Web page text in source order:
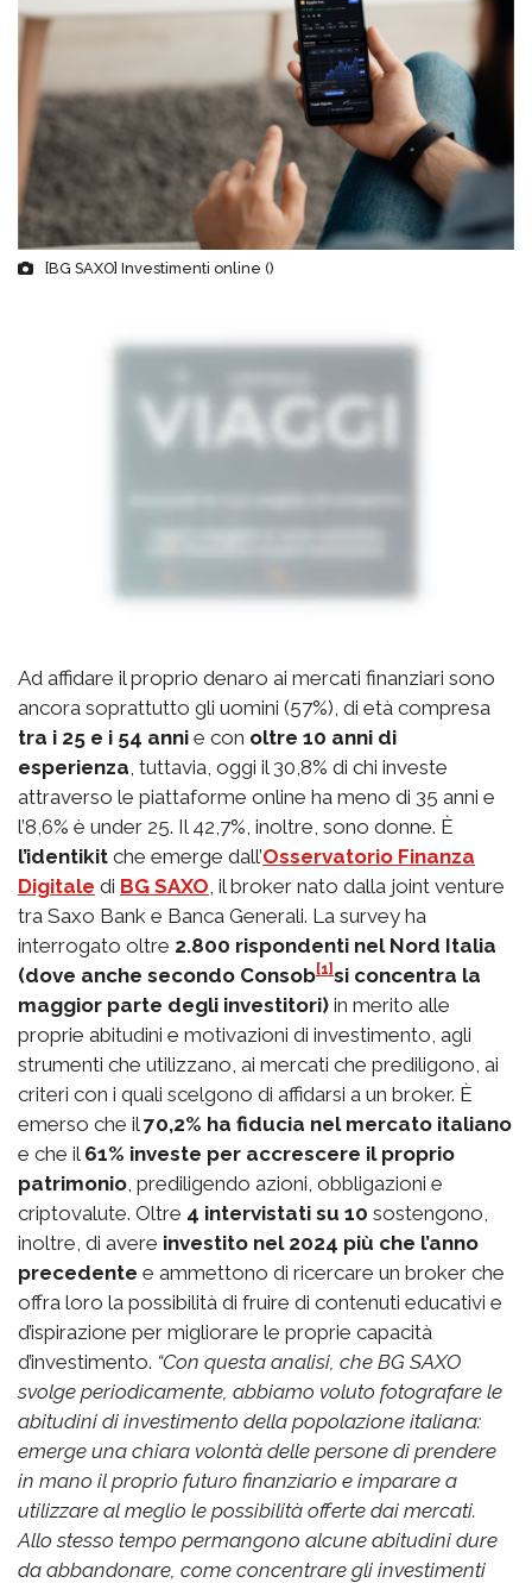
[BG SAXO] Investimenti online ()
Ad affidare il proprio denaro ai mercati finanziari sono
ancora soprattutto gli uomini (57%), di età compresa
tra i 25 e i 54 anni e con oltre 10 anni di
esperienza , tuttavia, oggi il 30,8% di chi investe
attraverso le piattaforme online ha meno di 35 anni e
l’8,6% è under 25. Il 42,7%, inoltre, sono donne. È
l’identikit che emerge dall’Osservatorio Finanza
Digitale di BG SAXO , il broker nato dalla joint venture
tra Saxo Bank e Banca Generali. La survey ha
interrogato oltre 2.800 rispondenti nel Nord Italia
(dove anche secondo Consob[1] si concentra la
maggior parte degli investitori) in merito alle
proprie abitudini e motivazioni di investimento, agli
strumenti che utilizzano, ai mercati che prediligono, ai
criteri con i quali scelgono di affidarsi a un broker. È
emerso che il 70,2% ha fiducia nel mercato italiano
e che il 61% investe per accrescere il proprio
patrimonio , prediligendo azioni, obbligazioni e
criptovalute. Oltre 4 intervistati su 10 sostengono,
inoltre, di avere investito nel 2024 più che l’anno
precedente e ammettono di ricercare un broker che
offra loro la possibilità di fruire di contenuti educativi e
d’ispirazione per migliorare le proprie capacità
d’investimento. “Con questa analisi, che BG SAXO
svolge periodicamente, abbiamo voluto fotografare le
abitudini di investimento della popolazione italiana:
emerge una chiara volontà delle persone di prendere
in mano il proprio futuro finanziario e imparare a
utilizzare al meglio le possibilità offerte dai mercati.
Allo stesso tempo permangono alcune abitudini dure
da abbandonare, come concentrare gli investimenti